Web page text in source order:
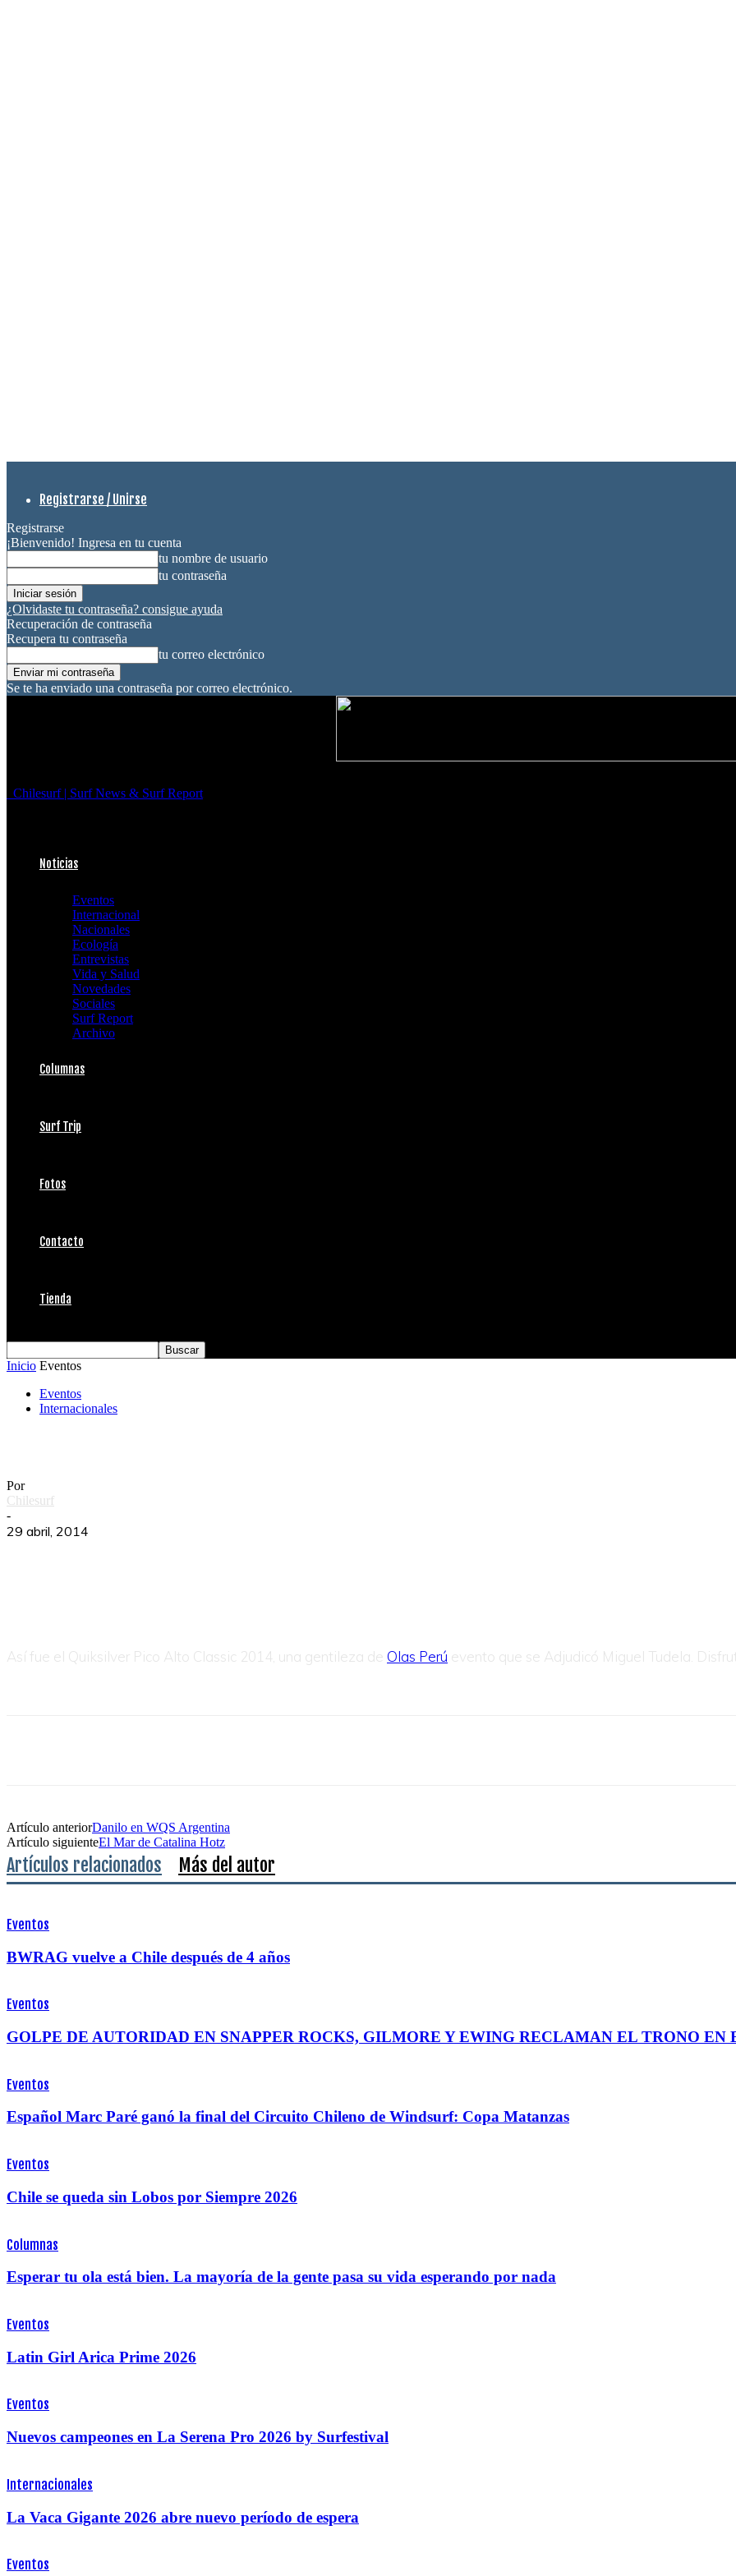
Registrarse / Unirse
Registrarse
¡Bienvenido! Ingresa en tu cuenta
tu nombre de usuario
tu contraseña
¿Olvidaste tu contraseña? consigue ayuda
Recuperación de contraseña
Recupera tu contraseña
tu correo electrónico
Se te ha enviado una contraseña por correo electrónico.
Chilesurf | Surf News & Surf Report
Noticias
Eventos
Internacional
Nacionales
Ecología
Entrevistas
Vida y Salud
Novedades
Sociales
Surf Report
Archivo
Columnas
Surf Trip
Fotos
Contacto
Tienda
Inicio Eventos
Eventos
Internacionales
Por
Chilesurf
-
29 abril, 2014
Así fue el Quiksilver Pico Alto Classic 2014, una gentileza de Olas Perú evento que se Adjudicó Miguel Tudela.
Artículo anteriorDanilo en WQS Argentina
Artículo siguienteEl Mar de Catalina Hotz
Artículos relacionados Más del autor
Eventos
BWRAG vuelve a Chile después de 4 años
Eventos
GOLPE DE AUTORIDAD EN SNAPPER ROCKS, GILMORE Y EWING RECLAMAN EL TRONO EN
Eventos
Español Marc Paré ganó la final del Circuito Chileno de Windsurf: Copa Matanzas
Eventos
Chile se queda sin Lobos por Siempre 2026
Columnas
Esperar tu ola está bien. La mayoría de la gente pasa su vida esperando por nada
Eventos
Latin Girl Arica Prime 2026
Eventos
Nuevos campeones en La Serena Pro 2026 by Surfestival
Internacionales
La Vaca Gigante 2026 abre nuevo período de espera
Eventos